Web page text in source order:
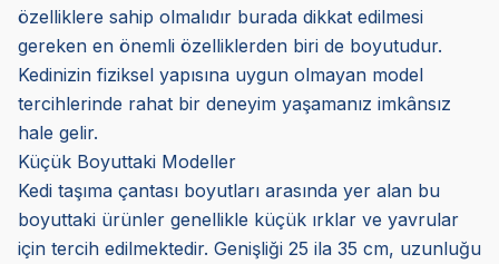
özelliklere sahip olmalıdır burada dikkat edilmesi
gereken en önemli özelliklerden biri de boyutudur.
Kedinizin fiziksel yapısına uygun olmayan model
tercihlerinde rahat bir deneyim yaşamanız imkânsız
hale gelir.
Küçük Boyuttaki Modeller
Kedi taşıma çantası boyutları arasında yer alan bu
boyuttaki ürünler genellikle küçük ırklar ve yavrular
için tercih edilmektedir. Genişliği 25 ila 35 cm, uzunluğu